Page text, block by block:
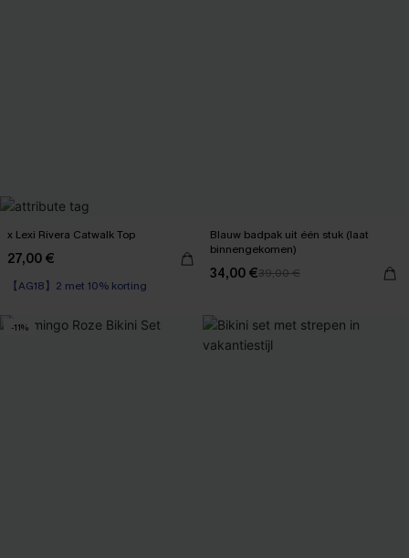
x Lexi Rivera Catwalk Top
27,00 €
【AG18】2 met 10% korting
Blauw badpak uit één stuk (laat
binnengekomen)
34,00 €39,00 €
-11%